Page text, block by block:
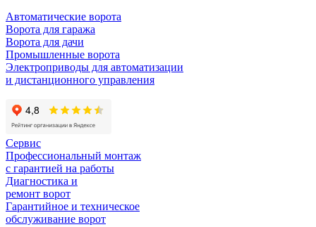
Автоматические ворота
Ворота для гаража
Ворота для дачи
Промышленные ворота
Электроприводы для автоматизации
и дистанционного управления
Сервис
Профессиональный монтаж
с гарантией на работы
Диагностика и
ремонт ворот
Гарантийное и техническое
обслуживание ворот